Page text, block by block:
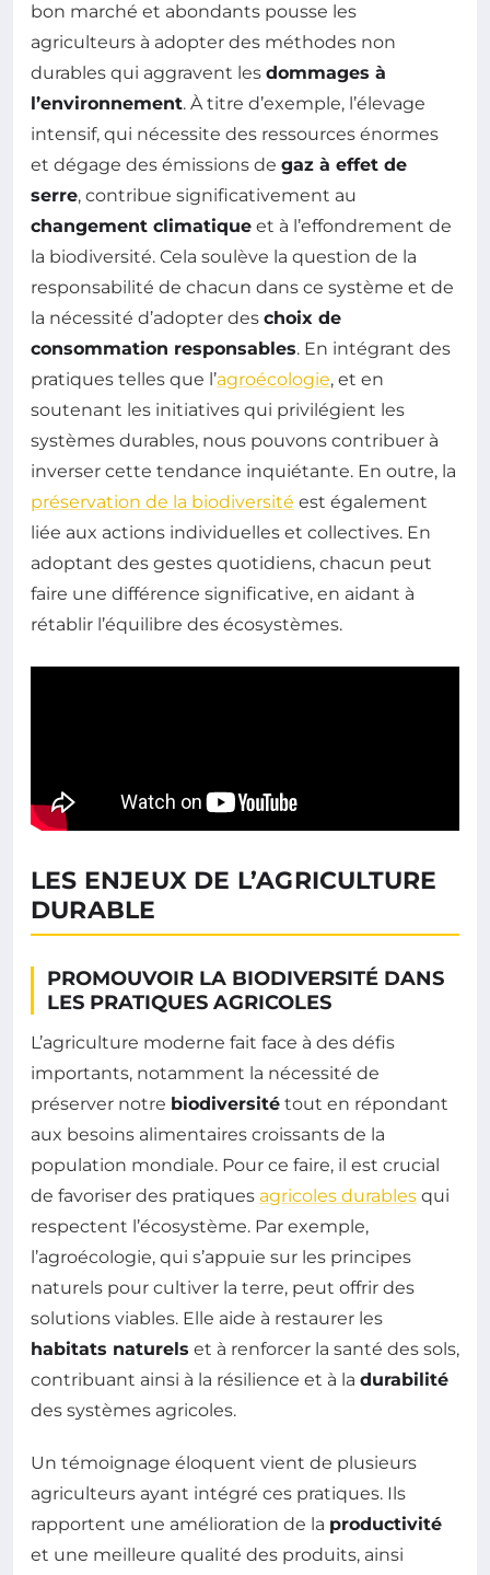
bon marché et abondants pousse les
agriculteurs à adopter des méthodes non
durables qui aggravent les dommages à
l’environnement. À titre d’exemple, l’élevage
intensif, qui nécessite des ressources énormes
et dégage des émissions de gaz à effet de
serre, contribue significativement au
changement climatique et à l’effondrement de
la biodiversité. Cela soulève la question de la
responsabilité de chacun dans ce système et de
la nécessité d’adopter des choix de
consommation responsables. En intégrant des
pratiques telles que l’agroécologie, et en
soutenant les initiatives qui privilégient les
systèmes durables, nous pouvons contribuer à
inverser cette tendance inquiétante. En outre, la
préservation de la biodiversité est également
liée aux actions individuelles et collectives. En
adoptant des gestes quotidiens, chacun peut
faire une différence significative, en aidant à
rétablir l’équilibre des écosystèmes.
LES ENJEUX DE L’AGRICULTURE
DURABLE
PROMOUVOIR LA BIODIVERSITÉ DANS
LES PRATIQUES AGRICOLES
L’agriculture moderne fait face à des défis
importants, notamment la nécessité de
préserver notre biodiversité tout en répondant
aux besoins alimentaires croissants de la
population mondiale. Pour ce faire, il est crucial
de favoriser des pratiques agricoles durables qui
respectent l’écosystème. Par exemple,
l’agroécologie, qui s’appuie sur les principes
naturels pour cultiver la terre, peut offrir des
solutions viables. Elle aide à restaurer les
habitats naturels et à renforcer la santé des sols,
contribuant ainsi à la résilience et à la durabilité
des systèmes agricoles.
Un témoignage éloquent vient de plusieurs
agriculteurs ayant intégré ces pratiques. Ils
rapportent une amélioration de la productivité
et une meilleure qualité des produits, ainsi